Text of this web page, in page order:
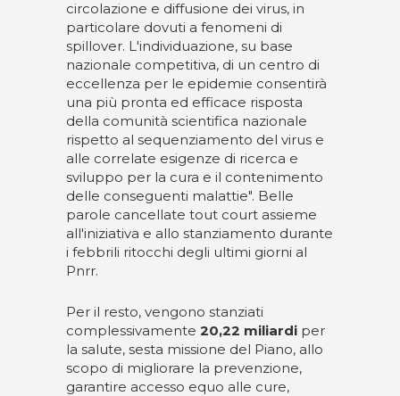
circolazione e diffusione dei virus, in
particolare dovuti a fenomeni di
spillover. L'individuazione, su base
nazionale competitiva, di un centro di
eccellenza per le epidemie consentirà
una più pronta ed efficace risposta
della comunità scientifica nazionale
rispetto al sequenziamento del virus e
alle correlate esigenze di ricerca e
sviluppo per la cura e il contenimento
delle conseguenti malattie". Belle
parole cancellate tout court assieme
all'iniziativa e allo stanziamento durante
i febbrili ritocchi degli ultimi giorni al
Pnrr.
Per il resto, vengono stanziati
complessivamente 20,22 miliardi per
la salute, sesta missione del Piano, allo
scopo di migliorare la prevenzione,
garantire accesso equo alle cure,